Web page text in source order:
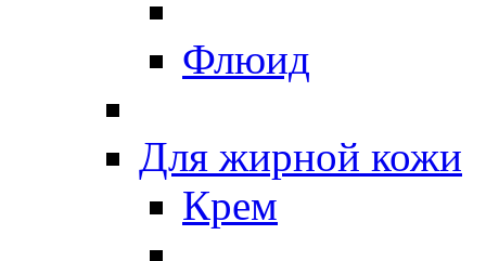
Флюид
Для жирной кожи
Крем